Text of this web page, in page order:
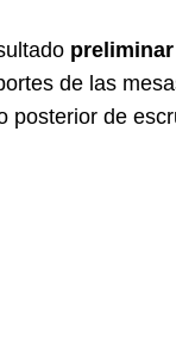
de las
posterior de